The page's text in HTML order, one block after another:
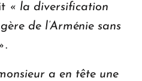
« la diversification
de l’Arménie sans
.
a en tête une